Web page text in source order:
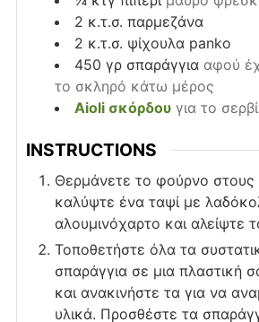
2 κ.τ.σ. παρμεζάνα
2 κ.τ.σ. ψίχουλα panko
450 γρ σπαράγγια αφού
το σκληρό κάτω μέρος
Aioli σκόρδου για το
INSTRUCTIONS
Θερμάνετε το φούρνο στους
καλύψτε ένα ταψί με
αλουμινόχαρτο και αλείψτε
Τοποθετήστε όλα τα
σπαράγγια σε μια πλαστική
και ανακινήστε τα για να
υλικά. Προσθέστε τα